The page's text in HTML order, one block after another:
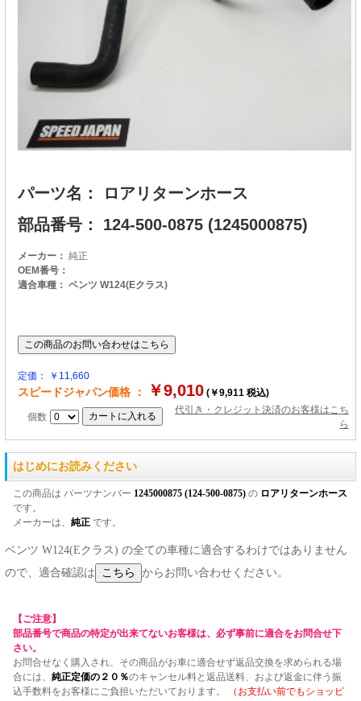
パーツ名： ロアリターンホース
部品番号： 124-500-0875 (1245000875)
メーカー： 純正
OEM番号：
適合車種： ベンツ W124(Eクラス)
定価： ￥11,660
スピードジャパン価格 ： ￥9,010 (￥9,911 税込)
個数
代引き・クレジット決済のお客様はこち
ら
はじめにお読みください
この商品は パーツナンバー 1245000875 (124-500-0875) の ロアリターンホース
です。
メーカーは、 純正 です。
ベンツ W124(Eクラス) の全ての車種に適合するわけではありません
ので、適合確認は
からお問い合わせください。
【ご注意】
部品番号で商品の特定が出来てないお客様は、必ず事前に適合をお問合せ下
さい。
お問合せなく購入され、その商品がお車に適合せず返品交換を求められる場
合には、 純正定価の２０％のキャンセル料と返品送料、および返金に伴う振
込手数料をお客様にご負担いただいております。
（お支払い前でもショッピ